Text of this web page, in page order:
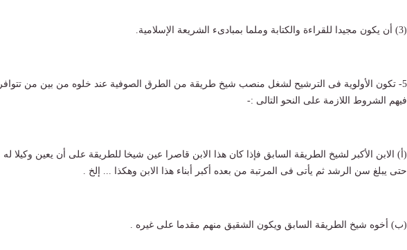
(3) أن يكون مجيدا للقراءة والكتابة وملما بمبادىء الشريعة الإسلامية.
5- تكون الأولوية فى الترشيح لشغل منصب شيخ طريقة من الطرق الصوفية عند خلوه من بين من تتوافر
فيهم الشروط اللازمة على النحو التالى :-
(أ) الابن الأكبر لشيخ الطريقة السابق فإذا كان هذا الابن قاصرا عين شيخا للطريقة على أن يعين وكيلا له
حتى يبلغ سن الرشد ثم يأتى فى المرتبة من بعده أكبر أبناء هذا الابن وهكذا ... إلخ .
(ب) أخوه شيخ الطريقة السابق ويكون الشقيق منهم مقدما على غيره .